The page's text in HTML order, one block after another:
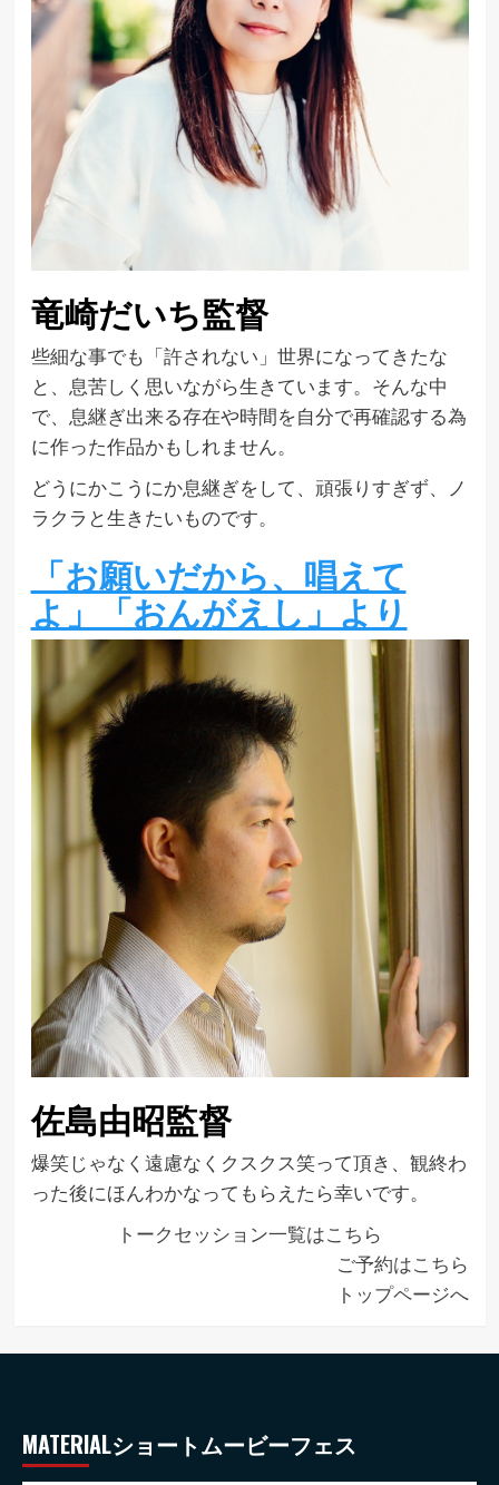
竜崎だいち監督
些細な事でも「許されない」世界になってきたな
と、息苦しく思いながら生きています。そんな中
で、息継ぎ出来る存在や時間を自分で再確認する為
に作った作品かもしれません。
どうにかこうにか息継ぎをして、頑張りすぎず、ノ
ラクラと生きたいものです。
「お願いだから、唱えて
よ」「おんがえし」より
佐島由昭監督
爆笑じゃなく遠慮なくクスクス笑って頂き、観終わ
った後にほんわかなってもらえたら幸いです。
トークセッション一覧はこちら
ご予約はこちら
トップページへ
MATERIALショートムービーフェス